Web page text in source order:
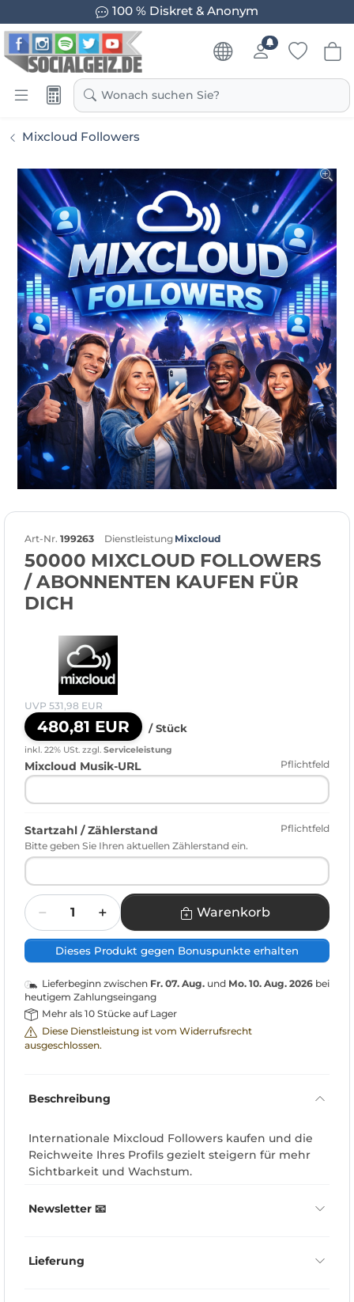
100 % Diskret & Anonym
Wonach suchen Sie?
Mixcloud Followers
Art-Nr. 199263 Dienstleistung Mixcloud
50000 MIXCLOUD FOLLOWERS
/ ABONNENTEN KAUFEN FÜR
DICH
UVP 531,98 EUR
480,81 EUR / Stück
inkl. 22% USt. zzgl. Serviceleistung
Mixcloud Musik-URL Pflichtfeld
Startzahl / Zählerstand
Pflichtfeld
Bitte geben Sie Ihren aktuellen Zählerstand ein.
Menge
Warenkorb
Dieses Produkt gegen Bonuspunkte erhalten
Lieferbeginn zwischen Fr. 07. Aug. und Mo. 10. Aug. 2026 bei
heutigem Zahlungseingang
Mehr als 10 Stücke auf Lager
Diese Dienstleistung ist vom Widerrufsrecht
ausgeschlossen.
Beschreibung
Internationale Mixcloud Followers kaufen und die
Reichweite Ihres Profils gezielt steigern für mehr
Sichtbarkeit und Wachstum.
Newsletter 📧
Lieferung